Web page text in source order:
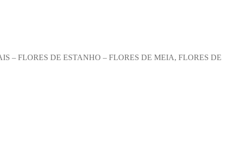
– FLORES DE ESTANHO – FLORES DE MEIA, FLORES DE